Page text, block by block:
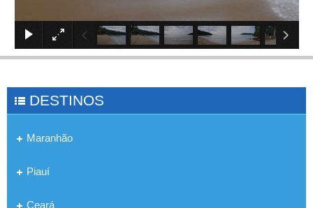
×
DESTINOS
Maranhão
Piauí
Ceará